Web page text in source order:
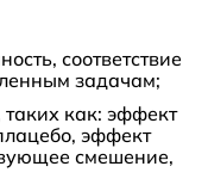
соответствие
задачам;
как: эффект
эффект
смешение,